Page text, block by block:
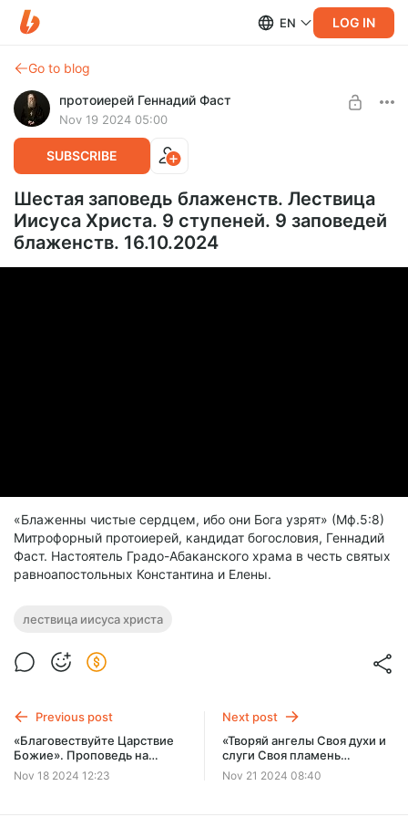
EN LOG IN
Go to blog
протоиерей Геннадий Фаст
Nov 19 2024 05:00
SUBSCRIBE
Шестая заповедь блаженств. Лествица
Иисуса Христа. 9 ступеней. 9 заповедей
блаженств. 16.10.2024
«Блаженны чистые сердцем, ибо они Бога узрят» (Мф.5:8)
Митрофорный протоиерей, кандидат богословия, Геннадий
Фаст. Настоятель Градо-Абаканского храма в честь святых
равноапостольных Константина и Елены.
лествица иисуса христа
Previous post
«Благовествуйте Царствие
Божие». Проповедь на
Евангелие от Луки 9:1-6.
Суббота 16.11.2024
Nov 18 2024 12:23
Next post
«Творяй ангелы Своя духи и
слуги Своя пламень
огненный». Празднование
Собора Архистратига
Nov 21 2024 08:40